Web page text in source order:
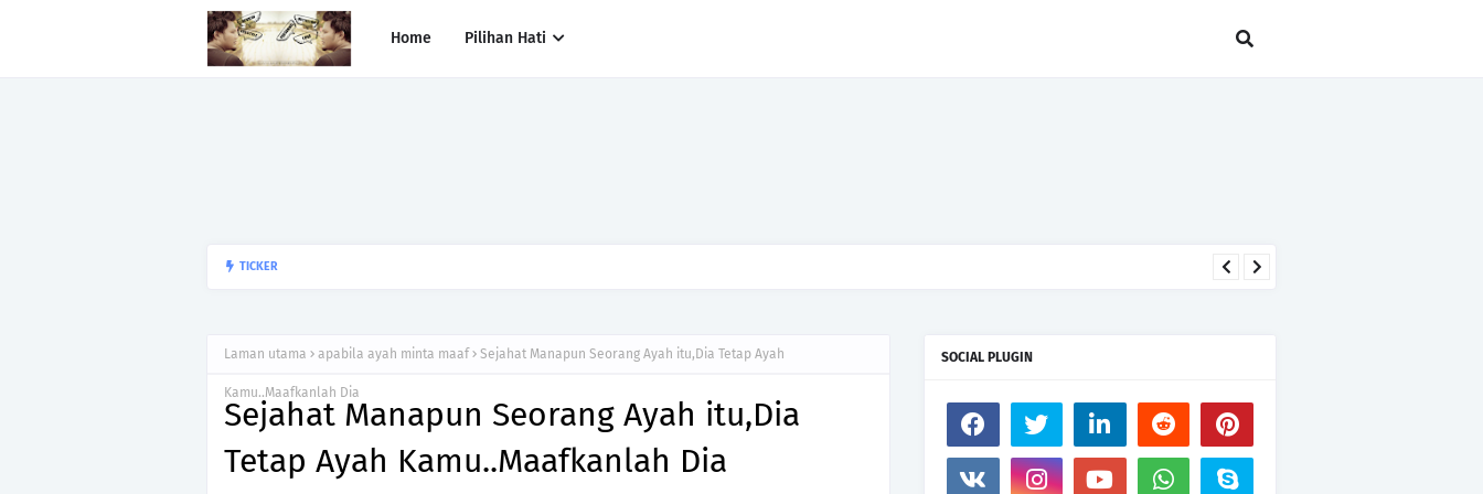
Home Pilihan Hati
TICKER
Laman utama apabila ayah minta maaf Sejahat Manapun Seorang Ayah itu,Dia Tetap Ayah
Kamu..Maafkanlah Dia
Sejahat Manapun Seorang Ayah itu,Dia
Tetap Ayah Kamu..Maafkanlah Dia
SOCIAL PLUGIN